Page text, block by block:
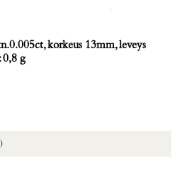
korkeus 13mm, leveys
0,8 g